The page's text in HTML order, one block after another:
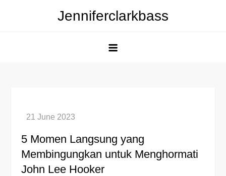
Jenniferclarkbass
5 Momen Langsung yang
Membingungkan untuk Menghormati
John Lee Hooker